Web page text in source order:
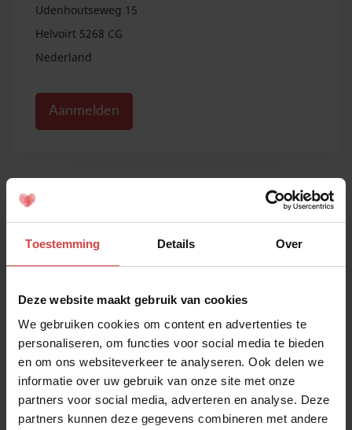
Toestemming Details Over
Deze website maakt gebruik van cookies
We gebruiken cookies om content en advertenties te
personaliseren, om functies voor social media te bieden
en om ons websiteverkeer te analyseren. Ook delen we
informatie over uw gebruik van onze site met onze
partners voor social media, adverteren en analyse. Deze
partners kunnen deze gegevens combineren met andere
Udenhoutseweg 15
Helvoirt 5268 CG
Nederland
Aanmelden
Meld je aan!
Naam *